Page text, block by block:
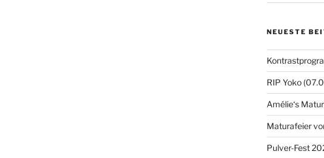
NEUESTE
RIP Yoko
Amélie‘s
Maturafeier
Pulver-Fest